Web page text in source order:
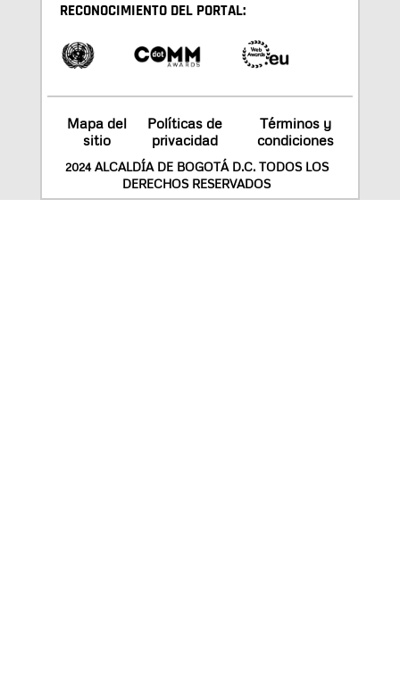
RECONOCIMIENTO DEL PORTAL:
Mapa del
sitio
Políticas de
privacidad
Términos y
condiciones
2024 ALCALDÍA DE BOGOTÁ D.C. TODOS LOS
DERECHOS RESERVADOS